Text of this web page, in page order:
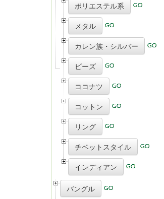
ポリエステル系
メタル
カレン族・シルバー
ビーズ
ココナツ
コットン
リング
チベットスタイル
インディアン
バングル